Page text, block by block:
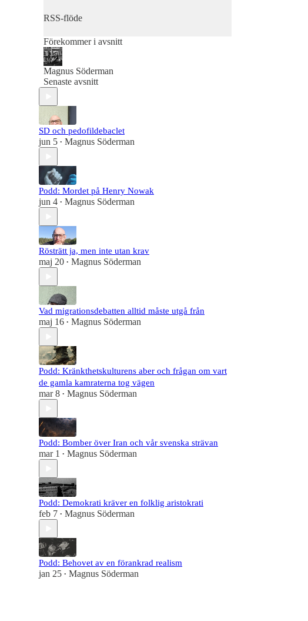
RSS-flöde
Förekommer i avsnitt
Magnus Söderman
Senaste avsnitt
SD och pedofildebaclet
jun 5 • Magnus Söderman
Podd: Mordet på Henry Nowak
jun 4 • Magnus Söderman
Rösträtt ja, men inte utan krav
maj 20 • Magnus Söderman
Vad migrationsdebatten alltid måste utgå från
maj 16 • Magnus Söderman
Podd: Kränkthetskulturens aber och frågan om vart
de gamla kamraterna tog vägen
mar 8 • Magnus Söderman
Podd: Bomber över Iran och vår svenska strävan
mar 1 • Magnus Söderman
Podd: Demokrati kräver en folklig aristokrati
feb 7 • Magnus Söderman
Podd: Behovet av en förankrad realism
jan 25 • Magnus Söderman